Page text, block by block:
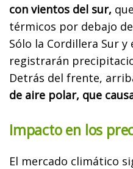
con vientos del sur,
térmicos por debajo
Sólo la Cordillera Sur
registrarán
Detrás del frente,
de aire polar, que
Impacto en los
El mercado climático